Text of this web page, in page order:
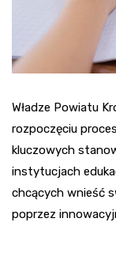
Władze Powiatu
rozpoczęciu
kluczowych
instytucjach
chcących wnieść
poprzez